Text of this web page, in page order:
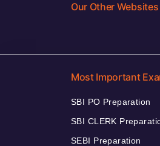
Our Other Websites
Most Important
SBI PO Preparation
SBI CLERK
SEBI Preparation